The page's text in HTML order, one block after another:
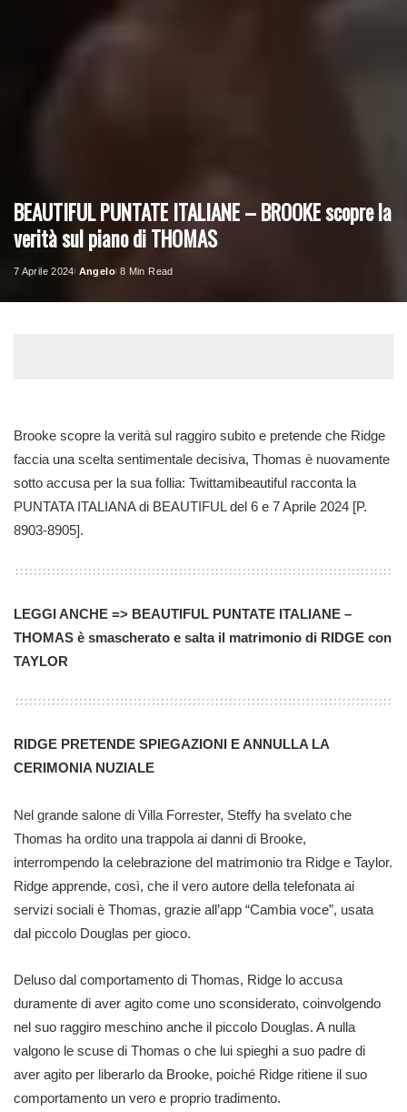
BEAUTIFUL PUNTATE ITALIANE – BROOKE scopre la
verità sul piano di THOMAS
7 Aprile 2024
Posted
Angelo 8 Min Read
Brooke scopre la verità sul raggiro subito e pretende che Ridge
faccia una scelta sentimentale decisiva, Thomas è nuovamente
sotto accusa per la sua follia: Twittamibeautiful racconta la
PUNTATA ITALIANA di BEAUTIFUL del 6 e 7 Aprile 2024 [P.
8903-8905].
LEGGI ANCHE => BEAUTIFUL PUNTATE ITALIANE –
THOMAS è smascherato e salta il matrimonio di RIDGE con
TAYLOR
RIDGE PRETENDE SPIEGAZIONI E ANNULLA LA
CERIMONIA NUZIALE
Nel grande salone di Villa Forrester, Steffy ha svelato che
Thomas ha ordito una trappola ai danni di Brooke,
interrompendo la celebrazione del matrimonio tra Ridge e Taylor.
Ridge apprende, così, che il vero autore della telefonata ai
servizi sociali è Thomas, grazie all’app “Cambia voce”, usata
dal piccolo Douglas per gioco.
Deluso dal comportamento di Thomas, Ridge lo accusa
duramente di aver agito come uno sconsiderato, coinvolgendo
nel suo raggiro meschino anche il piccolo Douglas. A nulla
valgono le scuse di Thomas o che lui spieghi a suo padre di
aver agito per liberarlo da Brooke, poiché Ridge ritiene il suo
comportamento un vero e proprio tradimento.